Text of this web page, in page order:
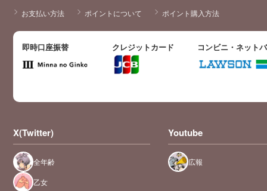
お支払い方法 ポイントについて ポイント購入方法
即時口座振替 クレジットカード コンビニ・ネット
X(Twitter)
全年齢
乙女
Youtube
広報